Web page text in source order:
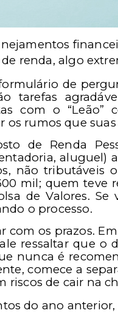
renda, algo
de
tarefas
com o
rumos que
de Renda
aluguel)
não
mil; quem teve
de Valores.
o processo.
os prazos.
ressaltar que
nunca é
comece a
riscos de cair na
do ano anterior,